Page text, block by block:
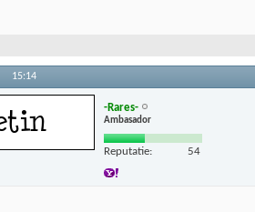
15:14
-Rares-
Ambasador
Reputatie: 54